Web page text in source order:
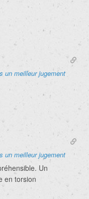
un meilleur jugement
un meilleur jugement
Un
en torsion